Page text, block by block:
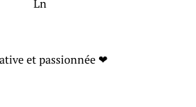
Ln
et passionnée ❤